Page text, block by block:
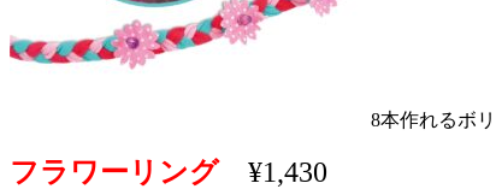
8本作れるボ
フラワーリング ¥1,430